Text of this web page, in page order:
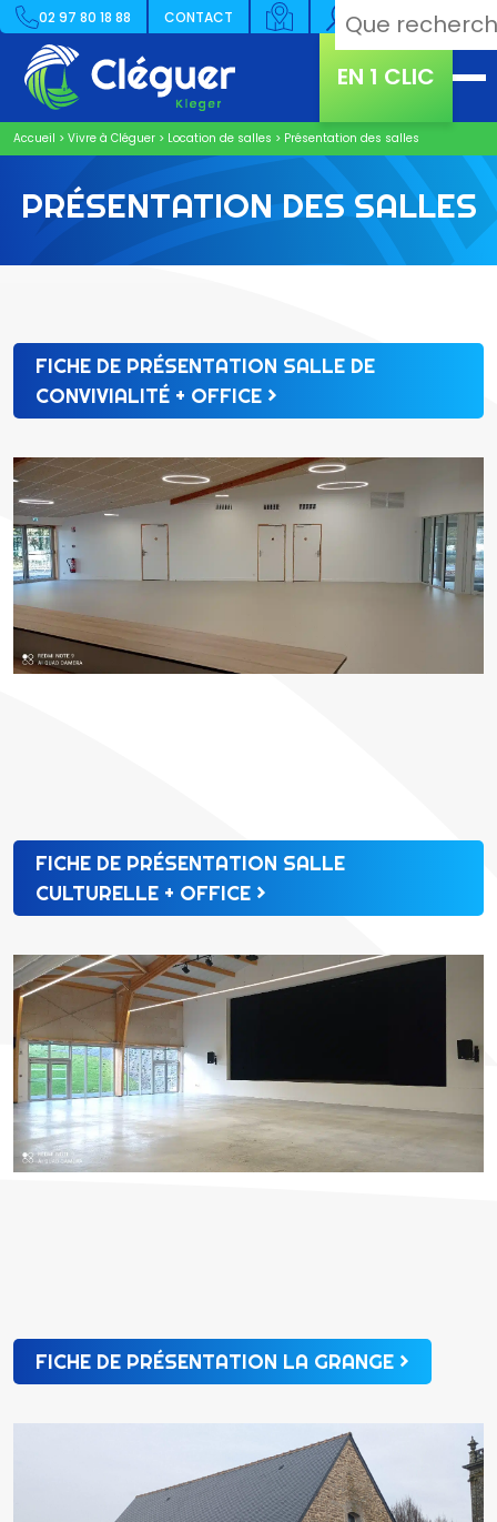
02 97 80 18 88 CONTACT
EN 1 CLIC
Accueil > Vivre à Cléguer > Location de salles > Présentation des salles
PRÉSENTATION DES SALLES
FICHE DE PRÉSENTATION SALLE DE
CONVIVIALITÉ + OFFICE
FICHE DE PRÉSENTATION SALLE
CULTURELLE + OFFICE
FICHE DE PRÉSENTATION LA GRANGE